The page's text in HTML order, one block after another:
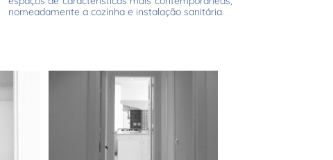
nomeadamente a cozinha e instalação sanitária.